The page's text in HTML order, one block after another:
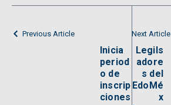
Previous Article
Inicia
period
o de
inscrip
ciones
Next Article
Legils
adore
s del
EdoMé
x